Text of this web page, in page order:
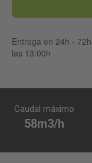
Entrega en 24h -
las 13:00h
58m3/h
Caudal máximo